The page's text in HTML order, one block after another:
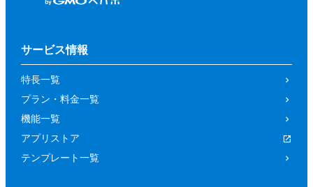
サービス情報
特長一覧
プラン・料金一覧
機能一覧
アプリストア
テンプレート一覧